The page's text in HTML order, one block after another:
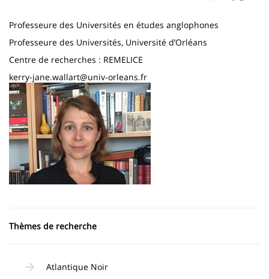
content
Contenu
de
la
page
principale
Professeure des Universités en études anglophones
Professeure des Universités, Université d’Orléans
Centre de recherches : REMELICE
kerry-jane.wallart@univ-orleans.fr
Imagen
Thèmes de recherche
Atlantique Noir